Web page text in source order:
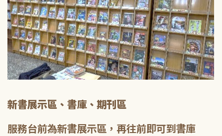
新書展示區、書庫、期刊區
服務台前為新書展示區，再往前即可到書庫